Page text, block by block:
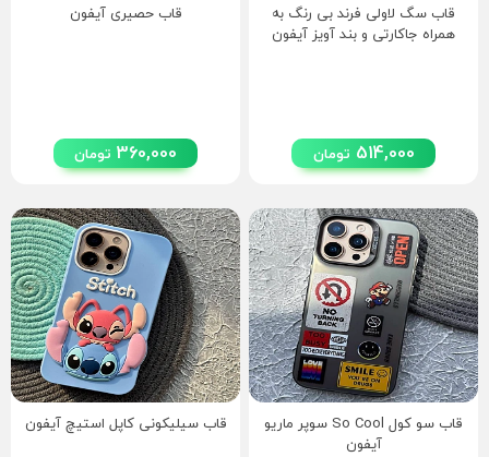
قاب سگ لاولی فرند بی رنگ به
همراه جاکارتی و بند آویز آیفون
514,000 تومان
قاب حصیری آیفون
360,000 تومان
قاب سو کول So Cool سوپر ماریو
آیفون
قاب سیلیکونی کاپل استیچ آیفون